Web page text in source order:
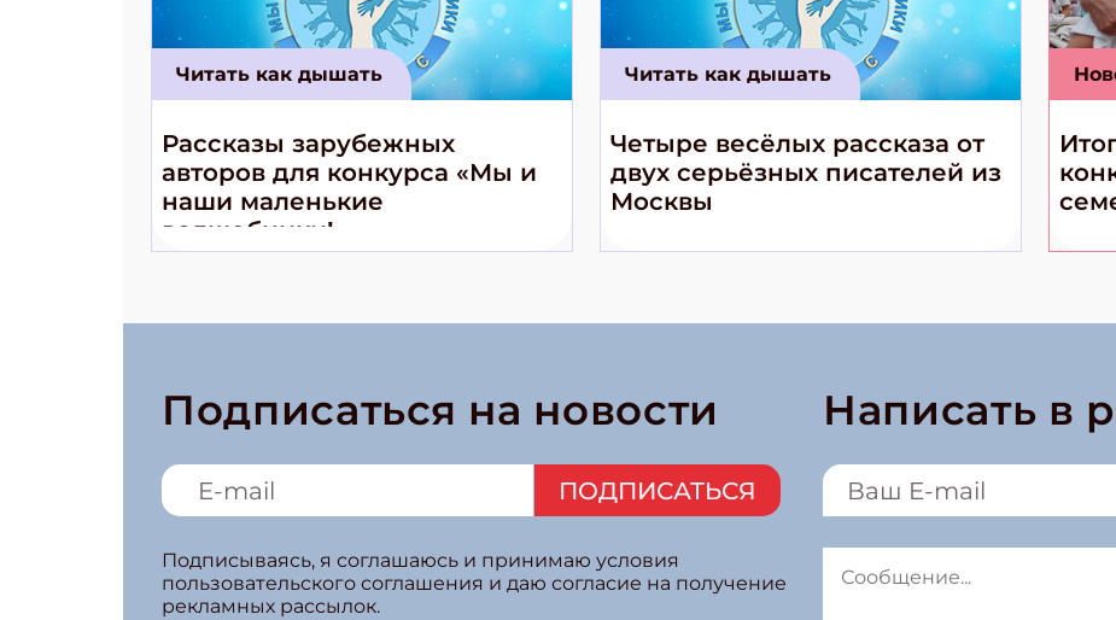
Читать как дышать
Рассказы зарубежных
авторов для конкурса «Мы и
наши маленькие
волшебники!»
Читать как дышать
Четыре весёлых рассказа от
двух серьёзных писателей из
Москвы
Подписаться на новости
ПОДПИСАТЬСЯ
Подписываясь, я соглашаюсь и принимаю условия
пользовательского соглашения и даю согласие на получение
рекламных рассылок.
Написать в